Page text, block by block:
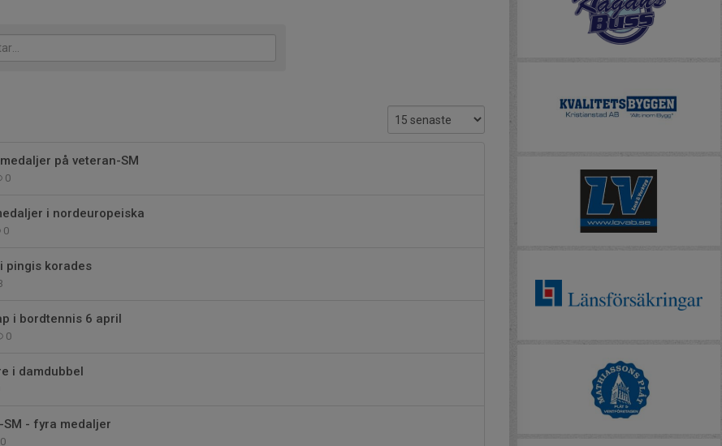
på veteran-SM
0
i nordeuropeiska
0
pingis korades
i bordtennis 6 april
0
i damdubbel
- fyra medaljer
0